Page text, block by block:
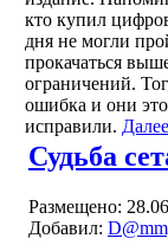
кто купил
дня не могли
прокачаться
ограничений.
ошибка и они это
исправили.
Судьба
Размещено:
Добавил: